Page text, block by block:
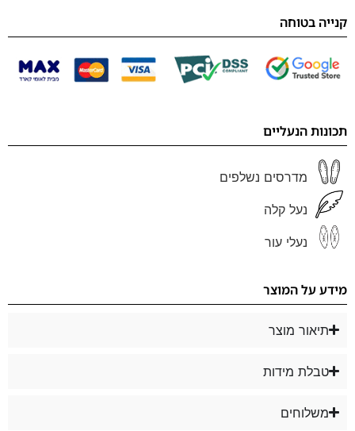
קנייה בטוחה
תכונות הנעליים
מדרסים נשלפים
נעל קלה
נעלי עור
מידע על המוצר
תיאור מוצר
טבלת מידות
משלוחים